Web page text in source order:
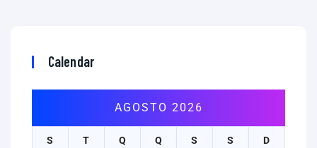
Calendar
AGOSTO 2026
S T Q Q S S D